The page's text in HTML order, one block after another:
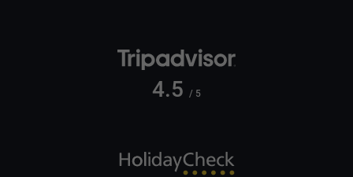
4.5 / 5